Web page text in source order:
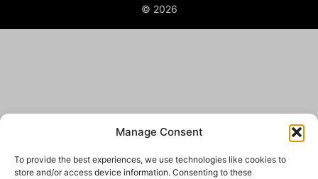
Manage Consent
To provide the best experiences, we use technologies like cookies to
store and/or access device information. Consenting to these
© 2026